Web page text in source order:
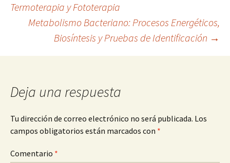
de
entradas
Termoterapia y Fototerapia
Metabolismo Bacteriano: Procesos Energéticos,
Biosíntesis y Pruebas de Identificación →
Deja una respuesta
Tu dirección de correo electrónico no será publicada. Los
campos obligatorios están marcados con *
Comentario *